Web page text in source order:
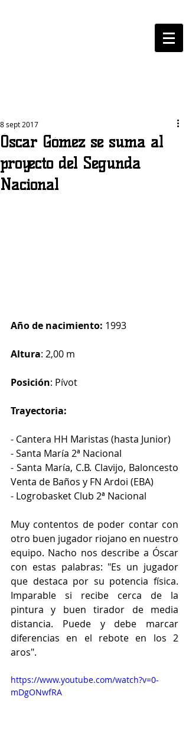
Óscar Gómez se suma al
proyecto del Segunda
Nacional
8 sept 2017
Año de nacimiento: 1993
Altura: 2,00 m
Posición: Pívot
Trayectoria:
- Cantera HH Maristas (hasta Junior)
- Santa María 2ª Nacional
- Santa María, C.B. Clavijo, Baloncesto
Venta de Baños y FN Ardoi (EBA)
- Logrobasket Club 2ª Nacional
Muy contentos de poder contar con
otro buen jugador riojano en nuestro
equipo. Nacho nos describe a Óscar
con estas palabras: "Es un jugador
que destaca por su potencia física.
Imparable si recibe cerca de la
pintura y buen tirador de media
distancia. Puede y debe marcar
diferencias en el rebote en los 2
aros".
https://www.youtube.com/watch?v=0-
mDgONwfRA